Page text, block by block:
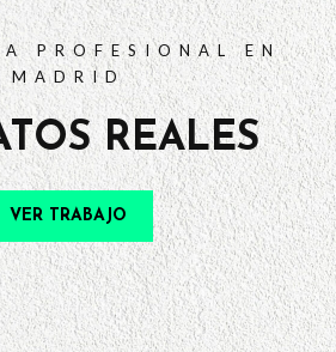
PROFESIONAL EN
MADRID
REALES
VER TRABAJO